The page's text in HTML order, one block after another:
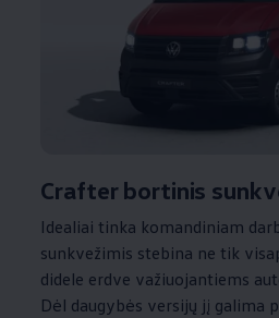
Crafter bortinis
Idealiai tinka komandiniam
sunkvežimis stebina ne tik
didele erdve važiuojantiems
Dėl daugybės versijų jį galima